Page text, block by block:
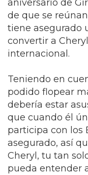
aniversario de
de que se
tiene asegurado
convertir a
internacional.
Teniendo en
podido flopear
debería estar
que cuando él
participa con los
asegurado, así
Cheryl, tu tan
pueda entender